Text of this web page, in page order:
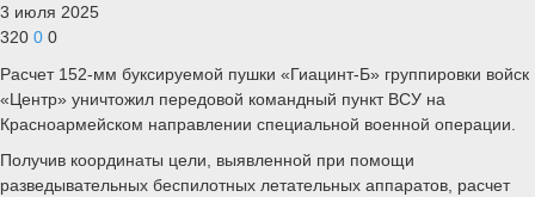
3 июля 2025
320 0 0
Расчет 152-мм буксируемой пушки «Гиацинт-Б» группировки войск
«Центр» уничтожил передовой командный пункт ВСУ на
Красноармейском направлении специальной военной операции.
Получив координаты цели, выявленной при помощи
разведывательных беспилотных летательных аппаратов, расчет